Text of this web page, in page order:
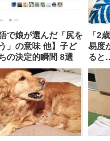
語で娘が選んだ「尻を
」の意味 他】子ど
の決定的瞬間 8選
「2
易度
ると